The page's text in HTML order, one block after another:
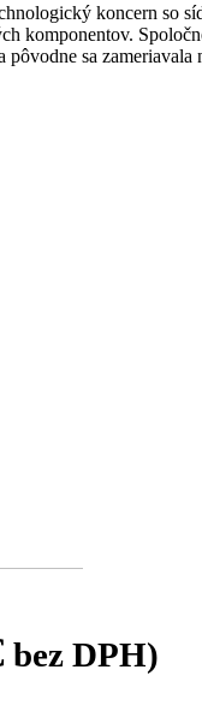
koncern so
komponentov.
pôvodne sa
bez DPH)